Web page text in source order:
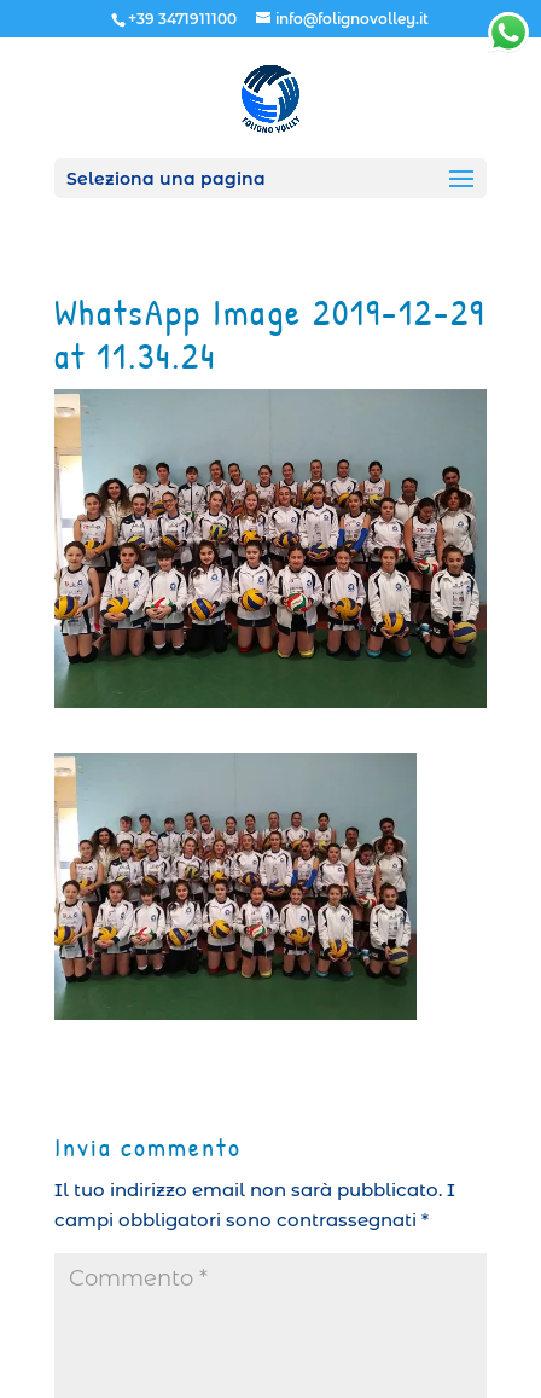
+39 3471911100 info@folignovolley.it
Seleziona una pagina
WhatsApp Image 2019-12-29
at 11.34.24
Invia commento
Il tuo indirizzo email non sarà pubblicato. I
campi obbligatori sono contrassegnati *